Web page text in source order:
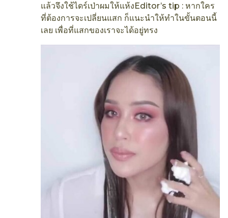
แล้วจึงใช้ไดร์เป่าผมให้แห้งEditor’s tip : หากใคร
ที่ต้องการจะเปลี่ยนแสก ก็แนะนำให้ทำในขั้นตอนนี้
เลย เพื่อที่แสกของเราจะได้อยู่ทรง